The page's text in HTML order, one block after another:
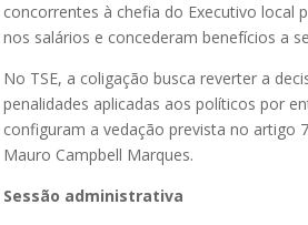
concorrentes à chefia do Executivo local
nos salários e concederam benefícios a
No TSE, a coligação busca reverter a
penalidades aplicadas aos políticos por
configuram a vedação prevista no artigo
Mauro Campbell Marques.
Sessão administrativa